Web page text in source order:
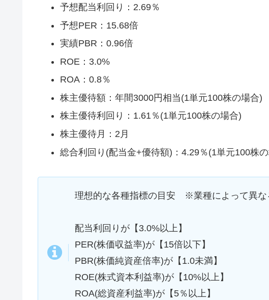
予想配当利回り：2.69％
予想PER：15.68倍
実績PBR：0.96倍
ROE：3.0%
ROA：0.8％
株主優待額：年間3000円相当(1単元100株の場合)
株主優待利回り：1.61％(1単元100株の場合)
株主優待月：2月
総合利回り(配当金+優待額)：4.29％(1単元100株
理想的な各種指標の目安 ※業種によって異な
配当利回りが【3.0%以上】
PER(株価収益率)が【15倍以下】
PBR(株価純資産倍率)が【1.0未満】
ROE(株式資本利益率)が【10%以上】
ROA(総資産利益率)が【5％以上】